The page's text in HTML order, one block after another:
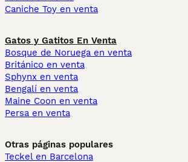
Caniche Toy en venta
Gatos y Gatitos En Venta
Bosque de Noruega en venta
Británico en venta
Sphynx en venta
Bengalí en venta
Maine Coon en venta
Persa en venta
Otras páginas populares
Teckel en Barcelona